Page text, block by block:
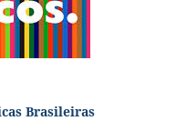
Brasileiras